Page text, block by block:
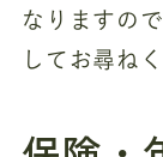
なりますの
してお尋ね